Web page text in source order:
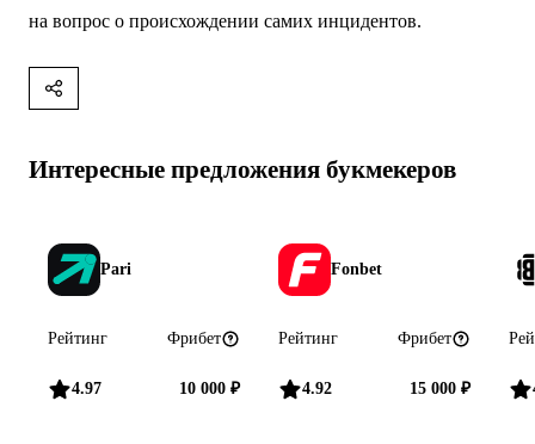
на вопрос о происхождении самих инцидентов.
Интересные предложения букмекеров
Pari
Рейтинг
4.97
Фрибет
10 000 ₽
Fonbet
Рейтинг
4.92
Фрибет
15 000 ₽